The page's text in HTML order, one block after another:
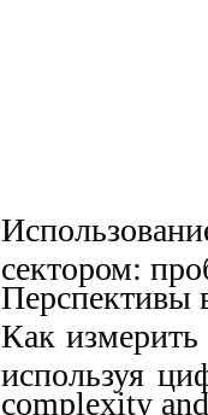
сектором:
Перспективы
Как
используя
complexity